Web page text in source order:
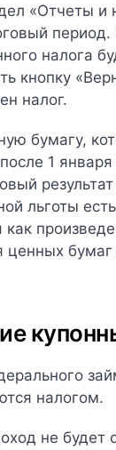
«Отчеты и
налога
кнопку
налог.
бумагу,
1
льготы
бумаг
налогом.
не